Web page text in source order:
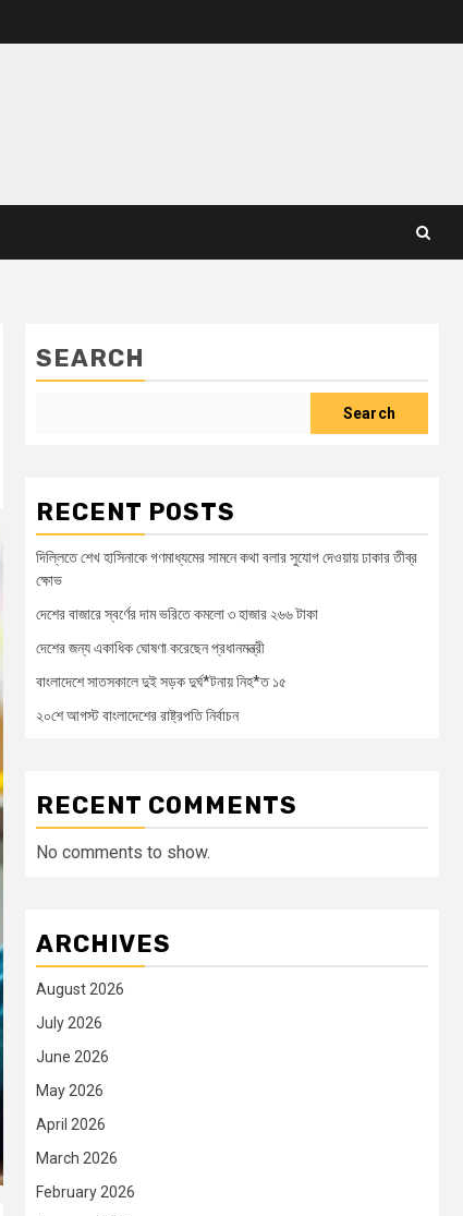
SEARCH
Search
RECENT POSTS
দিল্লিতে শেখ হাসিনাকে গণমাধ্যমের সামনে কথা বলার সুযোগ দেওয়ায় ঢাকার তীব্র
ক্ষোভ
দেশের বাজারে স্বর্ণের দাম ভরিতে কমলো ৩ হাজার ২৬৬ টাকা
দেশের জন্য একাধিক ঘোষণা করেছেন প্রধানমন্ত্রী
বাংলাদেশে সাতসকালে দুই সড়ক দুর্ঘ*টনায় নিহ*ত ১৫
২০শে আগস্ট বাংলাদেশের রাষ্ট্রপতি নির্বাচন
RECENT COMMENTS
No comments to show.
ARCHIVES
August 2026
July 2026
June 2026
May 2026
April 2026
March 2026
February 2026